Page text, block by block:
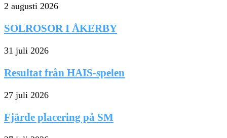
2 augusti 2026
SOLROSOR I ÅKERBY
31 juli 2026
Resultat från HAIS-spelen
27 juli 2026
Fjärde placering på SM